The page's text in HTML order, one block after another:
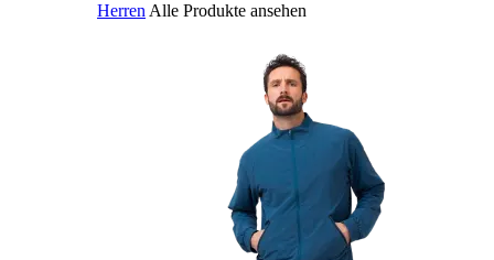
Herren Alle Produkte ansehen